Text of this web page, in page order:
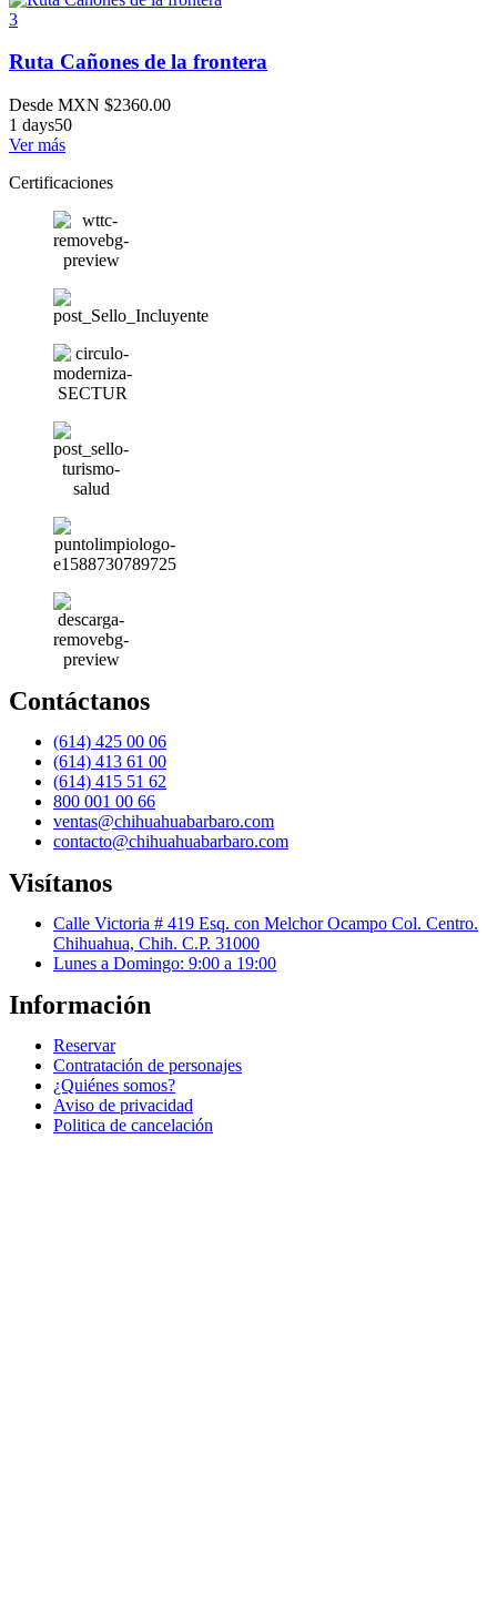
3
Ruta Cañones de la frontera
Desde MXN $2360.00
1 days50
Ver más
Certificaciones
Contáctanos
(614) 425 00 06
(614) 413 61 00
(614) 415 51 62
800 001 00 66
ventas@chihuahuabarbaro.com
contacto@chihuahuabarbaro.com
Visítanos
Calle Victoria # 419 Esq. con Melchor Ocampo Col. Centro.
Chihuahua, Chih. C.P. 31000
Lunes a Domingo: 9:00 a 19:00
Información
Reservar
Contratación de personajes
¿Quiénes somos?
Aviso de privacidad
Politica de cancelación